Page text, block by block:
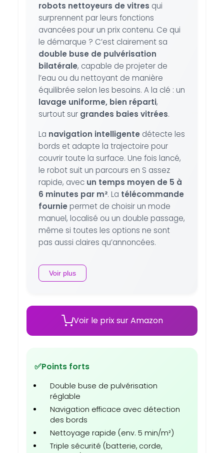
robots nettoyeurs de vitres qui
surprennent par leurs fonctions
avancées pour un prix contenu. Ce qui
le démarque ? C’est clairement sa
double buse de pulvérisation
bilatérale, capable de projeter de
l’eau ou du nettoyant de manière
équilibrée selon les besoins. A la clé : un
lavage uniforme, bien réparti,
surtout sur grandes baies vitrées.
La navigation intelligente détecte les
bords et adapte la trajectoire pour
couvrir toute la surface. Une fois lancé,
le robot suit un parcours en S assez
rapide, avec un temps moyen de 5 à
6 minutes par m². La télécommande
fournie permet de choisir un mode
manuel, localisé ou un double passage,
même si toutes les options ne sont
pas aussi claires qu’annoncées.
Voir plus
Voir le prix sur Amazon
✅Points forts
Double buse de pulvérisation
réglable
Navigation efficace avec détection
des bords
Nettoyage rapide (env. 5 min/m²)
Triple sécurité (batterie, corde,